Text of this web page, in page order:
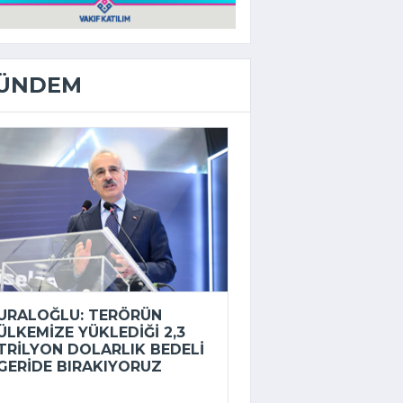
TERÖRÜN
YÜKLEDIĞI 2,3
DOLARLIK BEDELI
BIRAKIYORUZ